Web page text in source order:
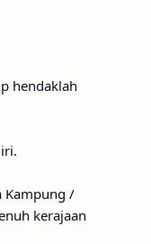
hendaklah
Kampung /
kerajaan